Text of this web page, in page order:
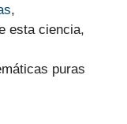
,
esta ciencia,
puras